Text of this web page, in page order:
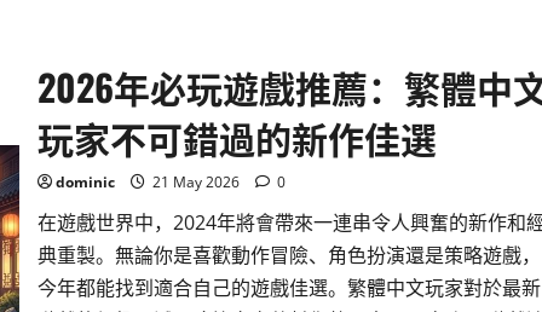
戲
測
試
技
巧
提
升
你
的
遊
戲
娛
樂
體
2026年必玩遊戲推薦：繁體中
玩家不可錯過的新作佳選
dominic 21 May 2026 0
在遊戲世界中，2024年將會帶來一連串令人興奮的新作和
典重製。無論你是喜歡動作冒險、角色扮演還是策略遊戲，
今年都能找到適合自己的遊戲佳選。繁體中文玩家對於最新